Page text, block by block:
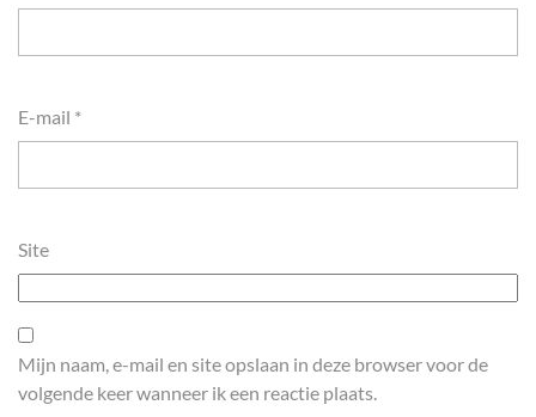
E-mail *
Site
Mijn naam, e-mail en site opslaan in deze browser voor de
volgende keer wanneer ik een reactie plaats.